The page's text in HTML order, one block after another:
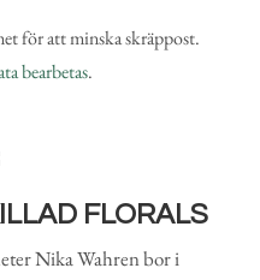
för att minska skräppost.
bearbetas.
FLORALS
Nika Wahren bor i